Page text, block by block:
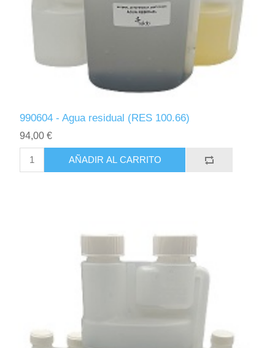
990604 - Agua residual (RES 100.66)
94,00 €
AÑADIR AL CARRITO